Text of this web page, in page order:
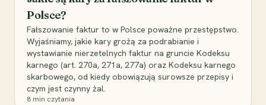
Polsce?
Fałszowanie faktur to w Polsce poważne przestępstwo.
Wyjaśniamy, jakie kary grożą za podrabianie i
wystawianie nierzetelnych faktur na gruncie Kodeksu
karnego (art. 270a, 271a, 277a) oraz Kodeksu karnego
skarbowego, od kiedy obowiązują surowsze przepisy i
czym jest czynny żal.
8 min czytania